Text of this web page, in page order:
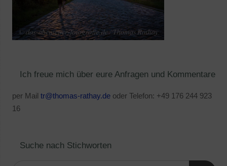
Ich freue mich über eure Anfragen und Kommentare
per Mail tr@thomas-rathay.deoder Telefon: +49 176 244 923
16
Suche nach Stichworten